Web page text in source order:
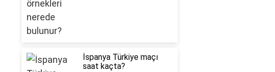
İspanya Türkiye maçı
saat kaçta?